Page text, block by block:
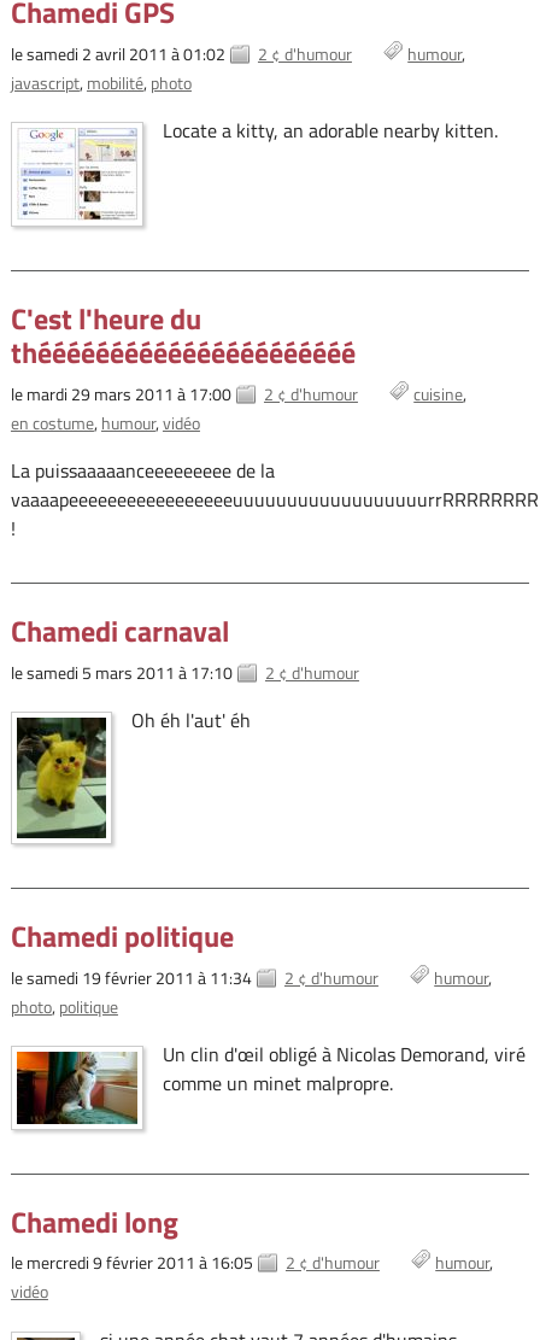
Chamedi GPS
le samedi 2 avril 2011 à 01:02 2 ¢ d'humour
humour
javascript mobilité photo
Locate a kitty, an adorable nearby kitten.
C'est l'heure du
théééééééééééééééééééééé
le mardi 29 mars 2011 à 17:00 2 ¢ d'humour
cuisine
en costume humour vidéo
La puissaaaaanceeeeeeeee de la
!
Chamedi carnaval
le samedi 5 mars 2011 à 17:10 2 ¢ d'humour
Oh éh l'aut' éh
Chamedi politique
le samedi 19 février 2011 à 11:34 2 ¢ d'humour
humour
photo politique
Un clin d'œil obligé à Nicolas Demorand, viré
comme un minet malpropre.
Chamedi long
le mercredi 9 février 2011 à 16:05 2 ¢ d'humour
humour
vidéo